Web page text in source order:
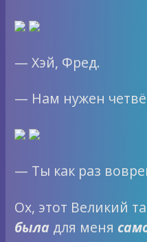
— Хэй, Фред.
— Нам нужен
— Ты как раз
Ох, этот Великий
была для меня